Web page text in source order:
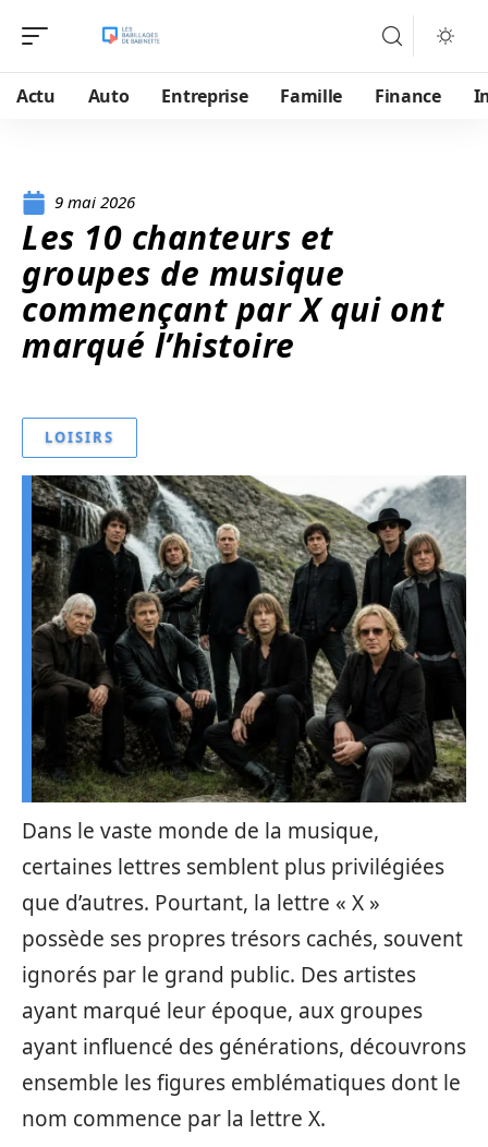
Actu Auto Entreprise Famille Finance
9 mai 2026
Les 10 chanteurs et
groupes de musique
commençant par X qui ont
marqué l’histoire
LOISIRS
Dans le vaste monde de la musique,
certaines lettres semblent plus privilégiées
que d’autres. Pourtant, la lettre « X »
possède ses propres trésors cachés, souvent
ignorés par le grand public. Des artistes
ayant marqué leur époque, aux groupes
ayant influencé des générations, découvrons
ensemble les figures emblématiques dont le
nom commence par la lettre X.